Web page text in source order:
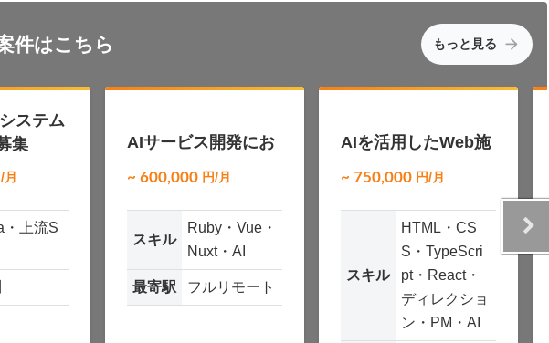
件はこちら もっと見る
ステム
集
月
・上流S
AIサービス開発にお
けるWebエンジニア
募集（Ruby / Vue）
~ 600,000 円/月
スキル
Ruby・Vue・
Nuxt・AI
最寄駅 フルリモート
AIを活用したWeb施
策を推進するテクニ
カルディレクター
~ 750,000 円/月
スキル
HTML・CS
S・TypeScri
pt・React・
ディレクショ
ン・PM・AI